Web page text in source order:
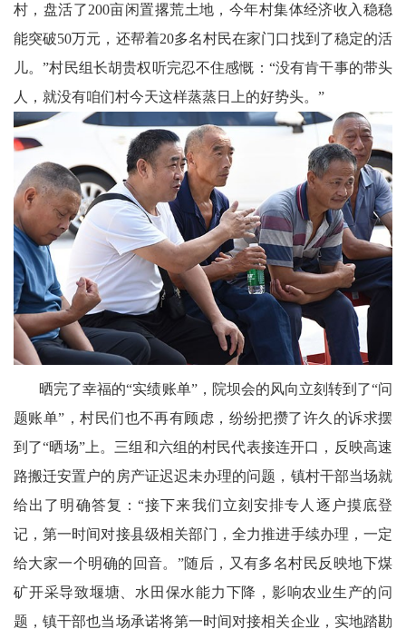
村，盘活了200亩闲置撂荒土地，今年村集体经济收入稳稳
能突破50万元，还帮着20多名村民在家门口找到了稳定的活
儿。”村民组长胡贵权听完忍不住感慨：“没有肯干事的带头
人，就没有咱们村今天这样蒸蒸日上的好势头。”
晒完了幸福的“实绩账单”，院坝会的风向立刻转到了“问
题账单”，村民们也不再有顾虑，纷纷把攒了许久的诉求摆
到了“晒场”上。三组和六组的村民代表接连开口，反映高速
路搬迁安置户的房产证迟迟未办理的问题，镇村干部当场就
给出了明确答复：“接下来我们立刻安排专人逐户摸底登
记，第一时间对接县级相关部门，全力推进手续办理，一定
给大家一个明确的回音。”随后，又有多名村民反映地下煤
矿开采导致堰塘、水田保水能力下降，影响农业生产的问
题，镇干部也当场承诺将第一时间对接相关企业，实地踏勘